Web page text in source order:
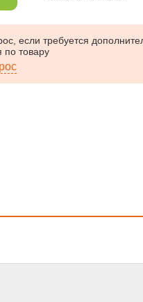
если требуется
по товару